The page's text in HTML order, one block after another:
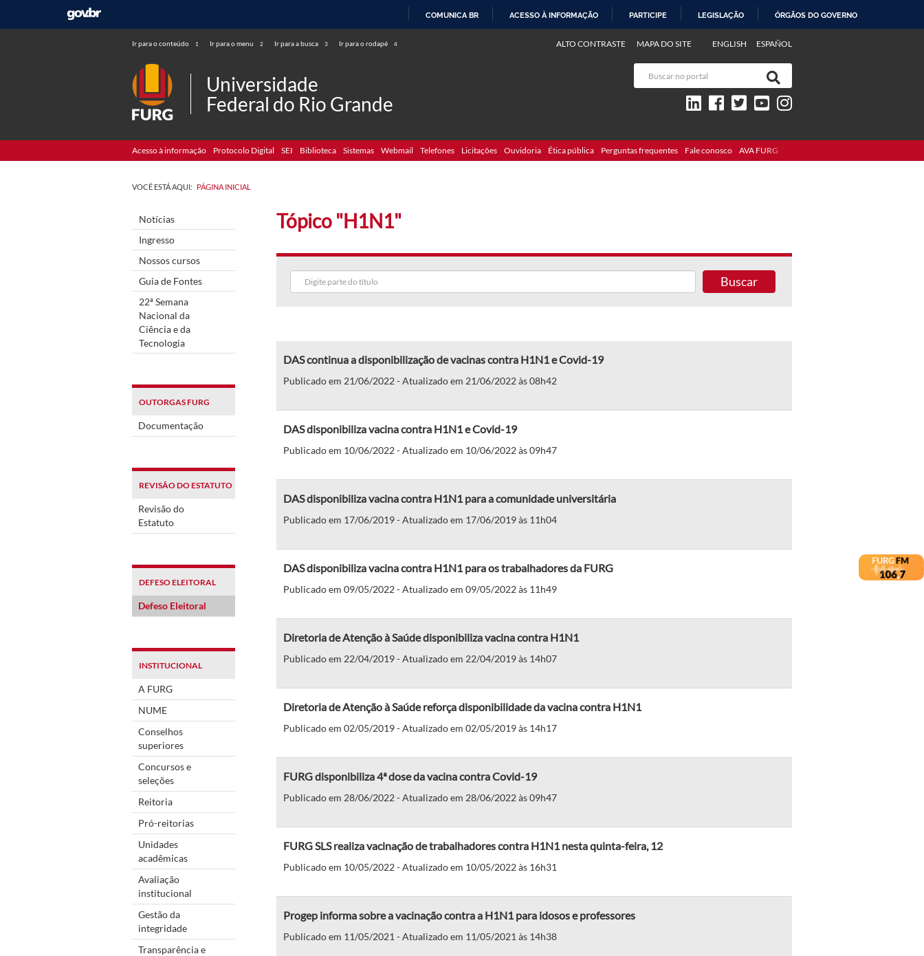
COMUNICA BR ACESSO À INFORMAÇÃO PARTICIPE LEGISLAÇÃO ÓRGÃOS DO GOVERNO
Ir para o conteúdo 1 Ir para o menu 2 Ir para a busca 3 Ir para o rodapé 4 ENGLISH ESPAÑOL
ALTO CONTRASTE MAPA DO SITE
Universidade
Federal do Rio Grande
Acesso à informação Protocolo Digital SEI Biblioteca Sistemas Webmail Telefones Licitações Ouvidoria Ética pública Perguntas frequentes Fale conosco AVA FURG
VOCÊ ESTÁ AQUI: PÁGINA INICIAL
Notícias
Ingresso
Nossos cursos
Guia de Fontes
22ª Semana
Nacional da
Ciência e da
Tecnologia
OUTORGAS FURG
Documentação
REVISÃO DO ESTATUTO
Revisão do
Estatuto
DEFESO ELEITORAL
Defeso Eleitoral
INSTITUCIONAL
A FURG
NUME
Conselhos
superiores
Concursos e
seleções
Reitoria
Pró-reitorias
Unidades
acadêmicas
Avaliação
institucional
Gestão da
integridade
Transparência e
Tópico "H1N1"
Buscar
DAS continua a disponibilização de vacinas contra H1N1 e Covid-19
Publicado em 21/06/2022 - Atualizado em 21/06/2022 às 08h42
DAS disponibiliza vacina contra H1N1 e Covid-19
Publicado em 10/06/2022 - Atualizado em 10/06/2022 às 09h47
DAS disponibiliza vacina contra H1N1 para a comunidade universitária
Publicado em 17/06/2019 - Atualizado em 17/06/2019 às 11h04
DAS disponibiliza vacina contra H1N1 para os trabalhadores da FURG
Publicado em 09/05/2022 - Atualizado em 09/05/2022 às 11h49
Diretoria de Atenção à Saúde disponibiliza vacina contra H1N1
Publicado em 22/04/2019 - Atualizado em 22/04/2019 às 14h07
Diretoria de Atenção à Saúde reforça disponibilidade da vacina contra H1N1
Publicado em 02/05/2019 - Atualizado em 02/05/2019 às 14h17
FURG disponibiliza 4ª dose da vacina contra Covid-19
Publicado em 28/06/2022 - Atualizado em 28/06/2022 às 09h47
FURG SLS realiza vacinação de trabalhadores contra H1N1 nesta quinta-feira, 12
Publicado em 10/05/2022 - Atualizado em 10/05/2022 às 16h31
Progep informa sobre a vacinação contra a H1N1 para idosos e professores
Publicado em 11/05/2021 - Atualizado em 11/05/2021 às 14h38